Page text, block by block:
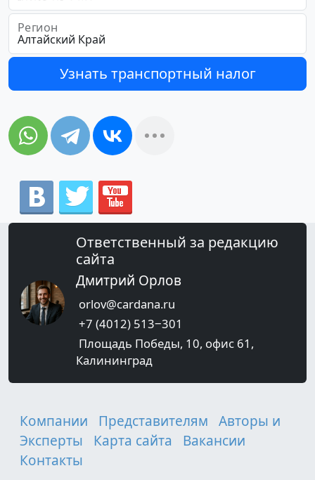
Регион
Ответственный за редакцию
сайта
Дмитрий Орлов
orlov@cardana.ru
+7 (4012) 513‒301
Площадь Победы, 10, офис 61,
Калининград
Компании Представителям
Авторы и
Эксперты
Карта сайта
Вакансии
Контакты